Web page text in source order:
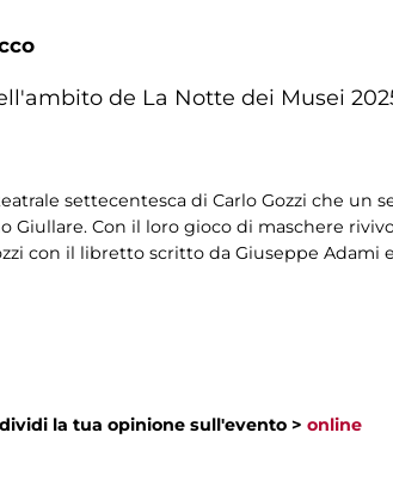
de La Notte dei Musei
settecentesca di Carlo Gozzi che un
Con il loro gioco di maschere
con il libretto scritto da Giuseppe Adami
la tua opinione sull'evento > online